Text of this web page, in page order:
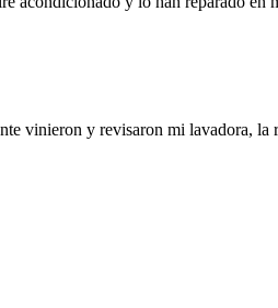
vinieron y revisaron mi lavadora, la